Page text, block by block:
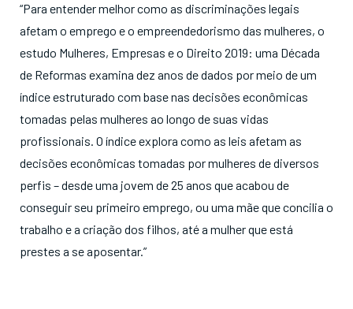
“Para entender melhor como as discriminações legais
afetam o emprego e o empreendedorismo das mulheres, o
estudo Mulheres, Empresas e o Direito 2019: uma Década
de Reformas examina dez anos de dados por meio de um
índice estruturado com base nas decisões econômicas
tomadas pelas mulheres ao longo de suas vidas
profissionais. O índice explora como as leis afetam as
decisões econômicas tomadas por mulheres de diversos
perfis – desde uma jovem de 25 anos que acabou de
conseguir seu primeiro emprego, ou uma mãe que concilia o
trabalho e a criação dos filhos, até a mulher que está
prestes a se aposentar.”